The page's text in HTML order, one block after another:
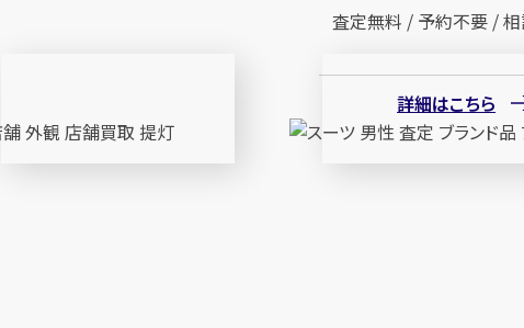
査定無料 / 予約不要 /
詳細はこちら